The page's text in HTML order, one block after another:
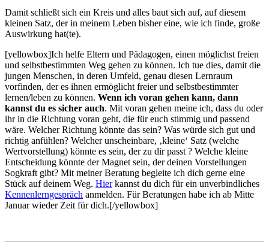
Damit schließt sich ein Kreis und alles baut sich auf, auf diesem
kleinen Satz, der in meinem Leben bisher eine, wie ich finde, große
Auswirkung hat(te).
[yellowbox]Ich helfe Eltern und Pädagogen, einen möglichst freien
und selbstbestimmten Weg gehen zu können. Ich tue dies, damit die
jungen Menschen, in deren Umfeld, genau diesen Lernraum
vorfinden, der es ihnen ermöglicht freier und selbstbestimmter
lernen/leben zu können. Wenn ich voran gehen kann, dann
kannst du es sicher auch. Mit voran gehen meine ich, dass du oder
ihr in die Richtung voran geht, die für euch stimmig und passend
wäre. Welcher Richtung könnte das sein? Was würde sich gut und
richtig anfühlen? Welcher unscheinbare, ‚kleine‘ Satz (welche
Wertvorstellung) könnte es sein, der zu dir passt ? Welche kleine
Entscheidung könnte der Magnet sein, der deinen Vorstellungen
Sogkraft gibt? Mit meiner Beratung begleite ich dich gerne eine
Stück auf deinem Weg. Hierkannst du dich für ein unverbindliches
Kennenlerngespräch anmelden. Für Beratungen habe ich ab Mitte
Januar wieder Zeit für dich.[/yellowbox]